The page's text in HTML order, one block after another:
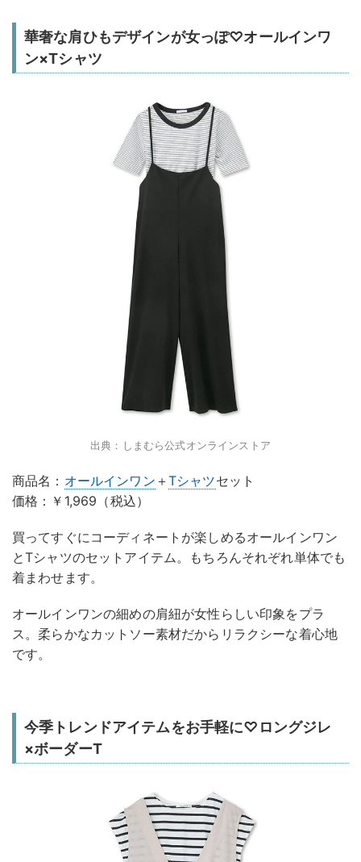
華奢な肩ひもデザインが女っぽ♡オールインワ
ン×Tシャツ
出典：しまむら公式オンラインストア
商品名： オールインワン ＋Tシャツセット
価格：￥1,969（税込）
買ってすぐにコーディネートが楽しめるオールインワン
とTシャツのセットアイテム。もちろんそれぞれ単体でも
着まわせます。
オールインワンの細めの肩紐が女性らしい印象をプラ
ス。柔らかなカットソー素材だからリラクシーな着心地
です。
今季トレンドアイテムをお手軽に♡ロングジレ
×ボーダーT